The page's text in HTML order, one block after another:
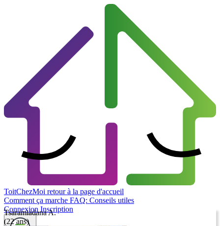
ToitChezMoi retour à la page d'accueil
Comment ça marche FAQ: Conseils utiles
ConnexionInscription
Tsaramiadana A.
(22 ans)